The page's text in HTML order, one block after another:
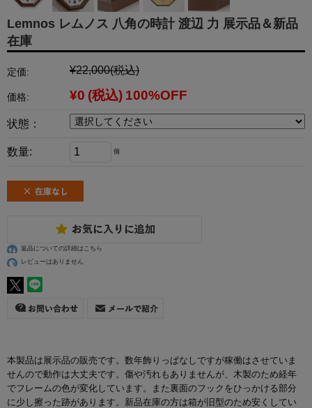
Lemnos レムノス 八角の時計 渡辺 力 展示品＆新品
在庫
定価: ¥22,000(税込)
価格: ¥0 (税込) 100%OFF
状態：
数量: 個
返品についての詳細はこちら
レビューはありません
本製品は展示品の販売です。数年飾りっぱなしですが稼働はさせていま
せんので動作は大丈夫です。傷や汚れもありませんが、木製のため経年
でフレームの色が変化しています。また裏面のフックをひっかける部分
に少し擦った跡があります。新品在庫の方は箱が旧型のため安くしてい